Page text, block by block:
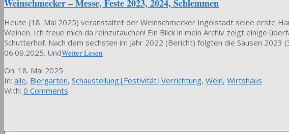
Weinschmecker – Messe, Feste 2023, 2024, Schlemmen
Heute (18. Mai 2025) veranstaltet der Weinschmecker Ingolstadt seine erste
Weinen. Ich freue mich da reinzutauchen! Ein Blick in mein Archiv zeigt einige
Schutterhof. Nach dem sechsten im Jahr 2022 (Bericht) folgten die Sausen
06.09.2025. UndWeiter Lesen
2025-
05-
18
On: 18. Mai 2025
In: alle, Biergarten, Schaustellung|Festivität|Verrichtung, Wein, Wirtshaus
With: 0 Comments